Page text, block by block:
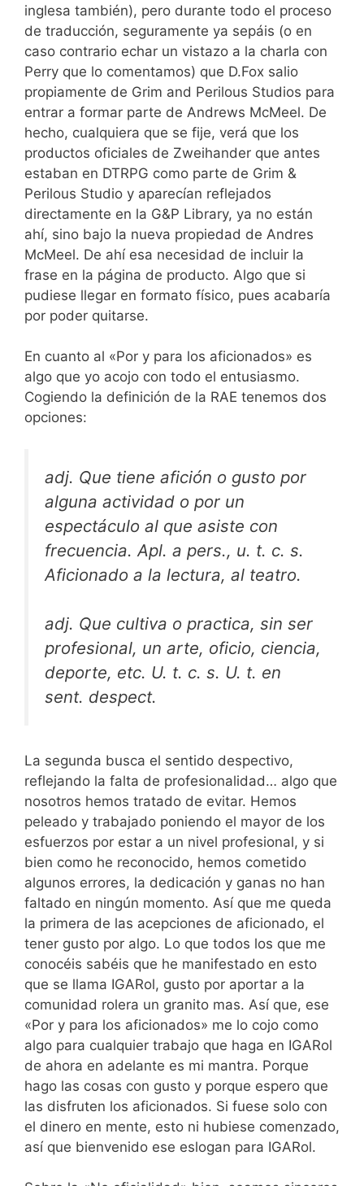
inglesa también), pero durante todo el proceso
de traducción, seguramente ya sepáis (o en
caso contrario echar un vistazo a la charla con
Perry que lo comentamos) que D.Fox salio
propiamente de Grim and Perilous Studios para
entrar a formar parte de Andrews McMeel. De
hecho, cualquiera que se fije, verá que los
productos oficiales de Zweihander que antes
estaban en DTRPG como parte de Grim &
Perilous Studio y aparecían reflejados
directamente en la G&P Library, ya no están
ahí, sino bajo la nueva propiedad de Andres
McMeel. De ahí esa necesidad de incluir la
frase en la página de producto. Algo que si
pudiese llegar en formato físico, pues acabaría
por poder quitarse.
En cuanto al «Por y para los aficionados» es
algo que yo acojo con todo el entusiasmo.
Cogiendo la definición de la RAE tenemos dos
opciones:
adj. Que tiene afición o gusto por
alguna actividad o por un
espectáculo al que asiste con
frecuencia. Apl. a pers., u. t. c. s.
Aficionado a la lectura, al teatro.
adj. Que cultiva o practica, sin ser
profesional, un arte, oficio, ciencia,
deporte, etc. U. t. c. s. U. t. en
sent. despect.
La segunda busca el sentido despectivo,
reflejando la falta de profesionalidad… algo que
nosotros hemos tratado de evitar. Hemos
peleado y trabajado poniendo el mayor de los
esfuerzos por estar a un nivel profesional, y si
bien como he reconocido, hemos cometido
algunos errores, la dedicación y ganas no han
faltado en ningún momento. Así que me queda
la primera de las acepciones de aficionado, el
tener gusto por algo. Lo que todos los que me
conocéis sabéis que he manifestado en esto
que se llama IGARol, gusto por aportar a la
comunidad rolera un granito mas. Así que, ese
«Por y para los aficionados» me lo cojo como
algo para cualquier trabajo que haga en IGARol
de ahora en adelante es mi mantra. Porque
hago las cosas con gusto y porque espero que
las disfruten los aficionados. Si fuese solo con
el dinero en mente, esto ni hubiese comenzado,
así que bienvenido ese eslogan para IGARol.